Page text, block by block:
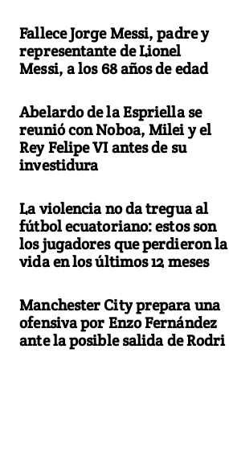
Fallece Jorge Messi, padre y
representante de Lionel
Messi, a los 68 años de edad
Abelardo de la Espriella se
reunió con Noboa, Milei y el
Rey Felipe VI antes de su
investidura
La violencia no da tregua al
fútbol ecuatoriano: estos son
los jugadores que perdieron la
vida en los últimos 12 meses
Manchester City prepara una
ofensiva por Enzo Fernández
ante la posible salida de Rodri